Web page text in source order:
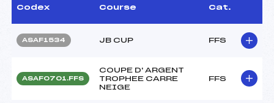
Codex Course Cat.
ASAF1534 JB CUP FFS
ASAF0701.FFS
COUPE D' ARGENT
TROPHEE CARRE
NEIGE
FFS